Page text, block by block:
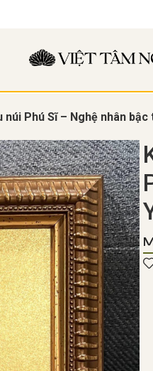
núi Phú Sĩ – Nghệ nhân